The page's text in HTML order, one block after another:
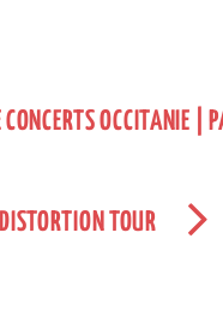
OCCITANIE |
TOUR